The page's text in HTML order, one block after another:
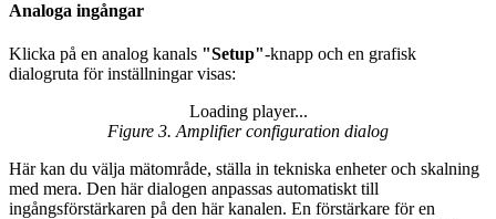
Analoga ingångar
Klicka på en analog kanals "Setup"-knapp och en grafisk
dialogruta för inställningar visas:
Loading player...
Loading video...
Figure 3. Amplifier configuration dialog
Här kan du välja mätområde, ställa in tekniska enheter och skalning
med mera. Den här dialogen anpassas automatiskt till
ingångsförstärkaren på den här kanalen. En förstärkare för en